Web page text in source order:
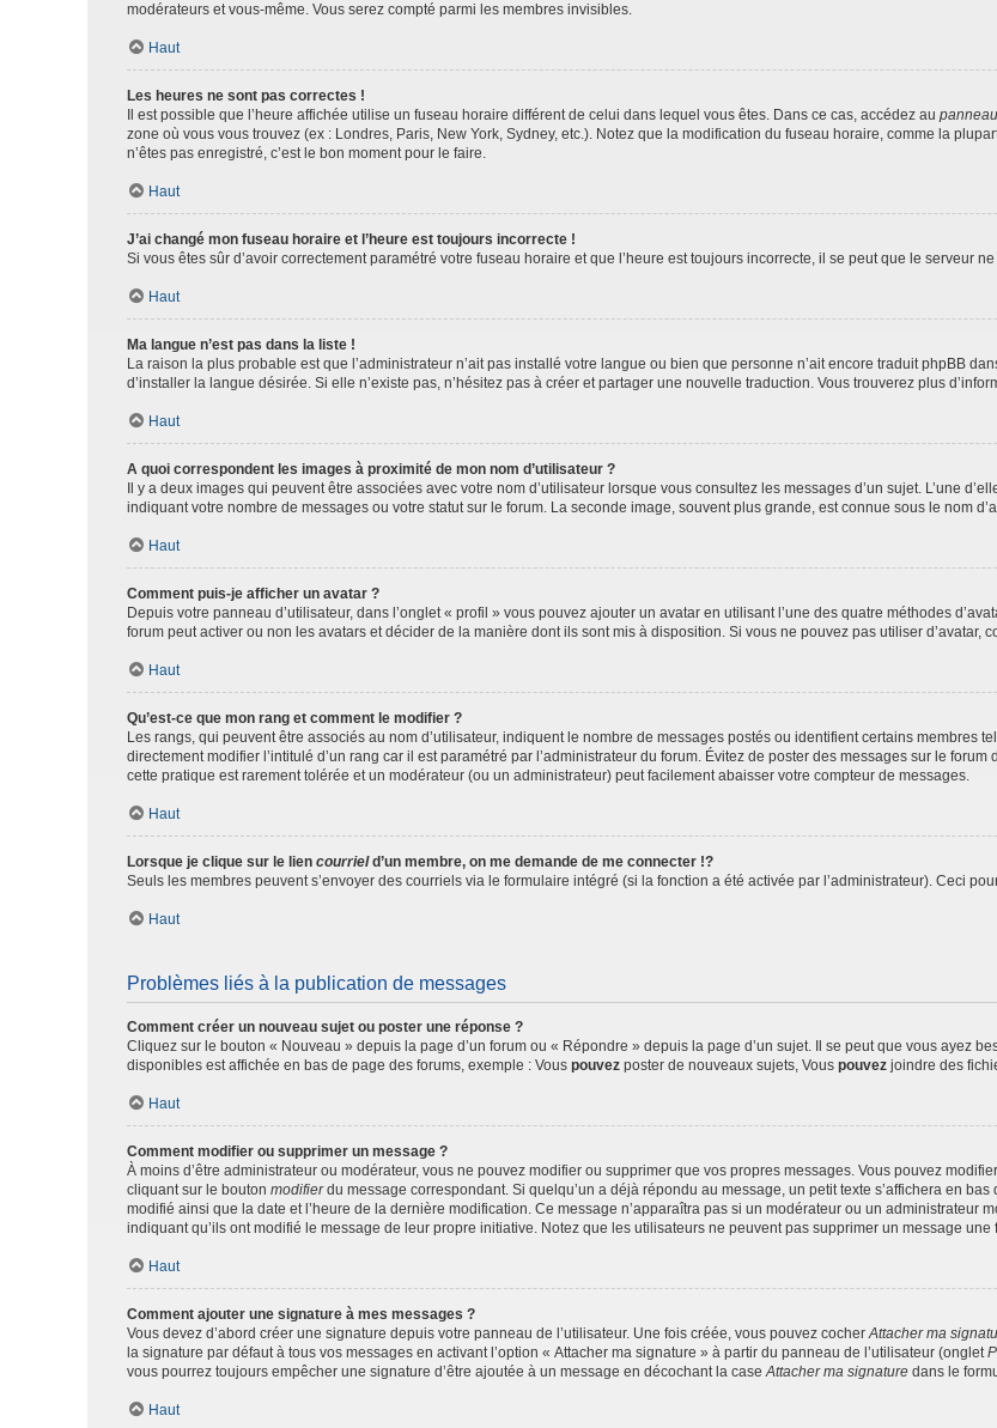
modérateurs et vous-même. Vous serez compté parmi les membres invisibles.
Haut
Les heures ne sont pas correctes !
Il est possible que l’heure affichée utilise un fuseau horaire différent de celui dans lequel vous êtes. Dans ce cas, accédez au
zone où vous vous trouvez (ex : Londres, Paris, New York, Sydney, etc.). Notez que la modification du fuseau horaire, comme la
n’êtes pas enregistré, c’est le bon moment pour le faire.
Haut
J’ai changé mon fuseau horaire et l’heure est toujours incorrecte !
Si vous êtes sûr d’avoir correctement paramétré votre fuseau horaire et que l’heure est toujours incorrecte, il se peut que le serveur
Haut
Ma langue n’est pas dans la liste !
La raison la plus probable est que l’administrateur n’ait pas installé votre langue ou bien que personne n’ait encore traduit phpBB
d’installer la langue désirée. Si elle n’existe pas, n’hésitez pas à créer et partager une nouvelle traduction. Vous trouverez plus
Haut
A quoi correspondent les images à proximité de mon nom d’utilisateur ?
Il y a deux images qui peuvent être associées avec votre nom d’utilisateur lorsque vous consultez les messages d’un sujet. L’une
indiquant votre nombre de messages ou votre statut sur le forum. La seconde image, souvent plus grande, est connue sous le nom
Haut
Comment puis-je afficher un avatar ?
Depuis votre panneau d’utilisateur, dans l’onglet « profil » vous pouvez ajouter un avatar en utilisant l’une des quatre méthodes
forum peut activer ou non les avatars et décider de la manière dont ils sont mis à disposition. Si vous ne pouvez pas utiliser d’avatar,
Haut
Qu’est-ce que mon rang et comment le modifier ?
Les rangs, qui peuvent être associés au nom d’utilisateur, indiquent le nombre de messages postés ou identifient certains membres
directement modifier l’intitulé d’un rang car il est paramétré par l’administrateur du forum. Évitez de poster des messages sur le
cette pratique est rarement tolérée et un modérateur (ou un administrateur) peut facilement abaisser votre compteur de messages.
Haut
Lorsque je clique sur le lien courrield’un membre, on me demande de me connecter !?
Seuls les membres peuvent s’envoyer des courriels via le formulaire intégré (si la fonction a été activée par l’administrateur). Ceci
Haut
Problèmes liés à la publication de messages
Comment créer un nouveau sujet ou poster une réponse ?
Cliquez sur le bouton « Nouveau » depuis la page d’un forum ou « Répondre » depuis la page d’un sujet. Il se peut que vous ayez
disponibles est affichée en bas de page des forums, exemple : Vous pouvez poster de nouveaux sujets, Vous pouvez joindre des
Haut
Comment modifier ou supprimer un message ?
À moins d’être administrateur ou modérateur, vous ne pouvez modifier ou supprimer que vos propres messages. Vous pouvez
cliquant sur le bouton modifierdu message correspondant. Si quelqu’un a déjà répondu au message, un petit texte s’affichera en
modifié ainsi que la date et l’heure de la dernière modification. Ce message n’apparaîtra pas si un modérateur ou un administrateur
indiquant qu’ils ont modifié le message de leur propre initiative. Notez que les utilisateurs ne peuvent pas supprimer un message une
Haut
Comment ajouter une signature à mes messages ?
Vous devez d’abord créer une signature depuis votre panneau de l’utilisateur. Une fois créée, vous pouvez cocherAttacher ma
la signature par défaut à tous vos messages en activant l’option « Attacher ma signature » à partir du panneau de l’utilisateur (onglet
vous pourrez toujours empêcher une signature d’être ajoutée à un message en décochant la caseAttacher ma signature dans le
Haut